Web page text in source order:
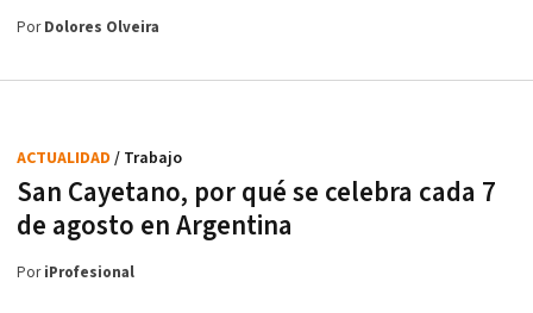
PorDolores Olveira
San Cayetano, por qué se celebra cada 7
de agosto en Argentina
ACTUALIDAD / Trabajo
PoriProfesional